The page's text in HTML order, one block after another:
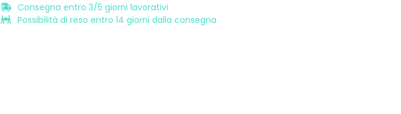
Consegna entro 3/5 giorni lavorativi
Possibilità di reso entro 14 giorni dalla consegna